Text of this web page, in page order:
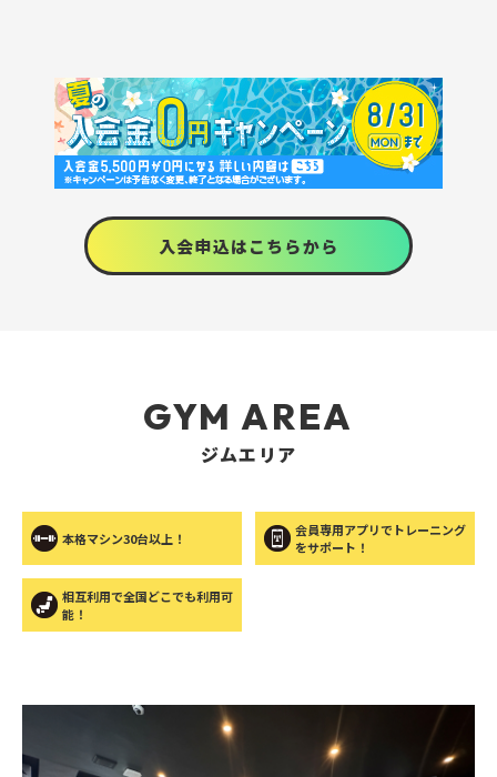
入会申込はこちらから
GYM AREA
ジムエリア
本格マシン30台以上！
会員専用アプリでトレーニング
をサポート！
相互利用で全国どこでも利用可
能！